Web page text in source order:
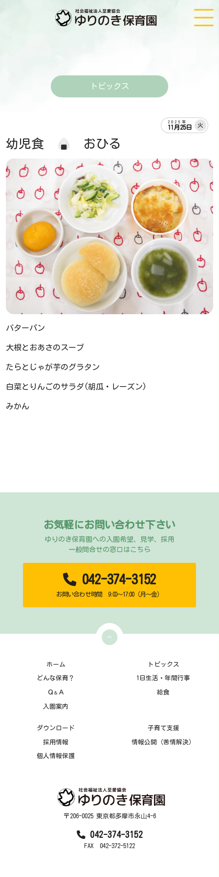
トピックス
2025年
11月25日 火
幼児食 おひる
バターパン
大根とおあさのスープ
たらとじゃが芋のグラタン
白菜とりんごのサラダ(胡瓜・レーズン)
みかん
お気軽にお問い合わせ下さい
ゆりのき保育園への入園希望、見学、採用
一般問合せの窓口はこちら
042-374-3152
お問い合わせ時間 9:00～17:00（月～金）
ホーム トピックス
どんな保育？ 1日生活・年間行事
Ｑ ＆ Ａ 給食
入園案内
ダウンロード 子育て支援
採用情報 情報公開（苦情解決）
個人情報保護
〒206-0025 東京都多摩市永⼭4-6
042-374-3152
FAX 042-372-5122